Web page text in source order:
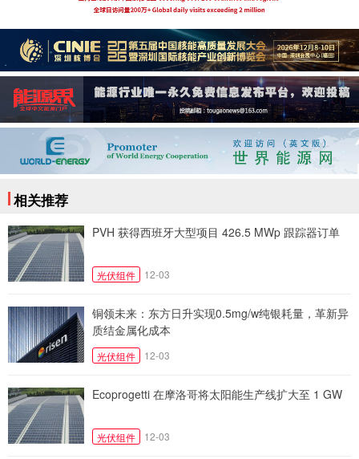
相关推荐
PVH 获得西班牙大型项目 426.5 MWp 跟踪器订单
光伏组件 12-03
铜领未来：东方日升实现0.5mg/w纯银耗量，革新异
质结金属化成本
光伏组件 12-03
Ecoprogetti 在摩洛哥将太阳能生产线扩大至 1 GW
光伏组件 12-03